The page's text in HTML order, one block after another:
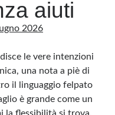
aiuti
2026
le vere intenzioni
una nota a piè di
il linguaggio felpato
è grande come un